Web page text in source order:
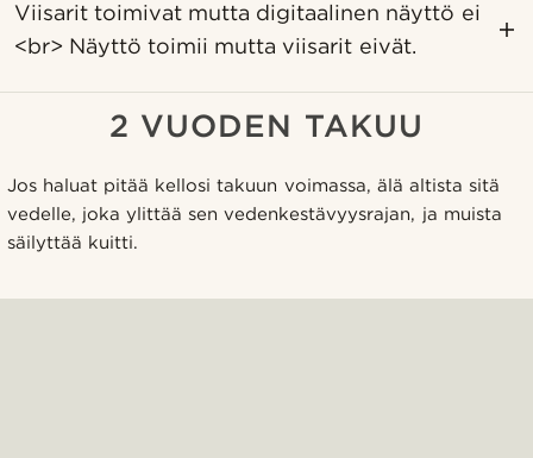
Viisarit toimivat mutta digitaalinen näyttö ei
<br> Näyttö toimii mutta viisarit eivät.
2 VUODEN TAKUU
Jos haluat pitää kellosi takuun voimassa, älä altista sitä
vedelle, joka ylittää sen vedenkestävyysrajan, ja muista
säilyttää kuitti.